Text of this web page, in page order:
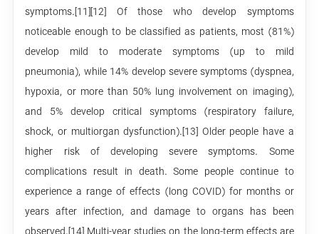
symptoms.[11][12] Of those who develop symptoms
noticeable enough to be classified as patients, most (81%)
develop mild to moderate symptoms (up to mild
pneumonia), while 14% develop severe symptoms (dyspnea,
hypoxia, or more than 50% lung involvement on imaging),
and 5% develop critical symptoms (respiratory failure,
shock, or multiorgan dysfunction).[13] Older people have a
higher risk of developing severe symptoms. Some
complications result in death. Some people continue to
experience a range of effects (long COVID) for months or
years after infection, and damage to organs has been